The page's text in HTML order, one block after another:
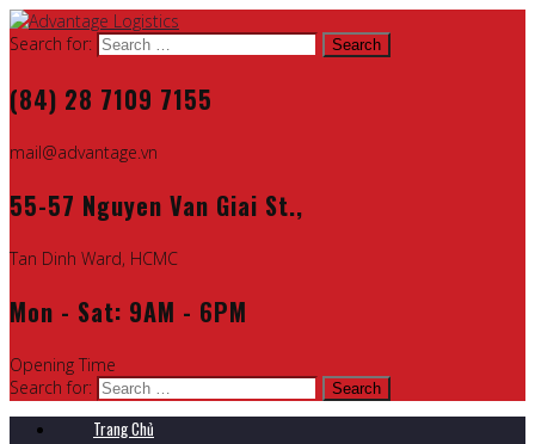
Search for:
(84) 28 7109 7155
mail@advantage.vn
55-57 Nguyen Van Giai St.,
Tan Dinh Ward, HCMC
Mon - Sat: 9AM - 6PM
Opening Time
Search for:
Trang Chủ